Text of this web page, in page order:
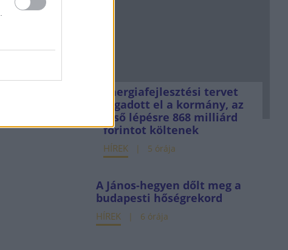
Energiafejlesztési tervet
fogadott el a kormány, az
első lépésre 868 milliárd
forintot költenek
HÍREK 5 órája
A János-hegyen dőlt meg a
budapesti hőségrekord
HÍREK 6 órája